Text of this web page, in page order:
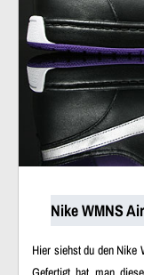
Nike WMNS
Hier siehst du den